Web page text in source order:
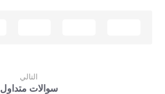
التالي
سوالات متداول